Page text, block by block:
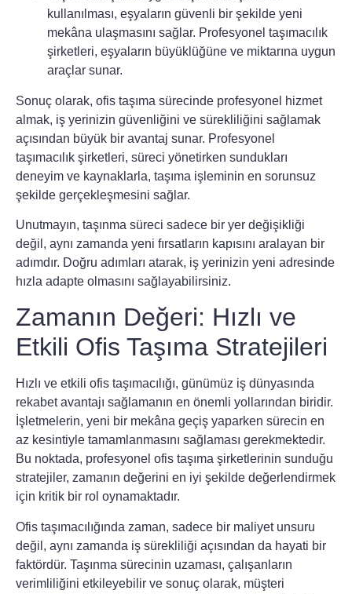
kullanılması, eşyaların güvenli bir şekilde yeni
mekâna ulaşmasını sağlar. Profesyonel taşımacılık
şirketleri, eşyaların büyüklüğüne ve miktarına uygun
araçlar sunar.
Sonuç olarak, ofis taşıma sürecinde profesyonel hizmet
almak, iş yerinizin güvenliğini ve sürekliliğini sağlamak
açısından büyük bir avantaj sunar. Profesyonel
taşımacılık şirketleri, süreci yönetirken sundukları
deneyim ve kaynaklarla, taşıma işleminin en sorunsuz
şekilde gerçekleşmesini sağlar.
Unutmayın, taşınma süreci sadece bir yer değişikliği
değil, aynı zamanda yeni fırsatların kapısını aralayan bir
adımdır. Doğru adımları atarak, iş yerinizin yeni adresinde
hızla adapte olmasını sağlayabilirsiniz.
Zamanın Değeri: Hızlı ve
Etkili Ofis Taşıma Stratejileri
Hızlı ve etkili ofis taşımacılığı, günümüz iş dünyasında
rekabet avantajı sağlamanın en önemli yollarından biridir.
İşletmelerin, yeni bir mekâna geçiş yaparken sürecin en
az kesintiyle tamamlanmasını sağlaması gerekmektedir.
Bu noktada, profesyonel ofis taşıma şirketlerinin sunduğu
stratejiler, zamanın değerini en iyi şekilde değerlendirmek
için kritik bir rol oynamaktadır.
Ofis taşımacılığında zaman, sadece bir maliyet unsuru
değil, aynı zamanda iş sürekliliği açısından da hayati bir
faktördür. Taşınma sürecinin uzaması, çalışanların
verimliliğini etkileyebilir ve sonuç olarak, müşteri